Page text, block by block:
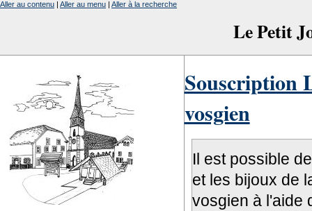
Le Petit
Aller au contenu | Aller au menu | Aller à la recherche
Souscription
vosgien
Il est possible
et les bijoux de
vosgien à l'aide